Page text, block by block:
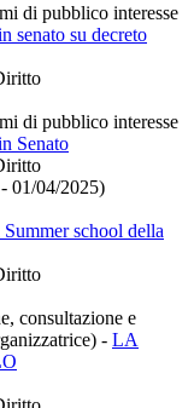
di pubblico interesse
senato su decreto
di pubblico interesse
Senato
01/04/2025)
school della
consultazione e
- LA